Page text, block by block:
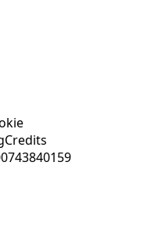
Credits